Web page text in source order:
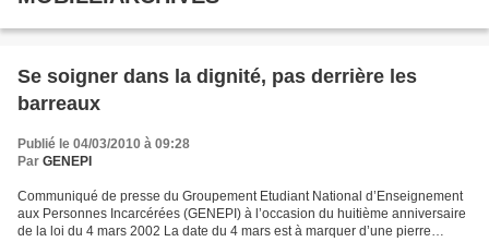
Se soigner dans la dignité, pas derrière les
barreaux
Publié le 04/03/2010 à 09:28
Par GENEPI
Communiqué de presse du Groupement Etudiant National d’Enseignement
aux Personnes Incarcérées (GENEPI) à l’occasion du huitième anniversaire
de la loi du 4 mars 2002 La date du 4 mars est à marquer d’une pierre